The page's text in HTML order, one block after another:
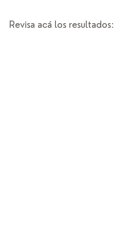
Revisa acá los resultados: